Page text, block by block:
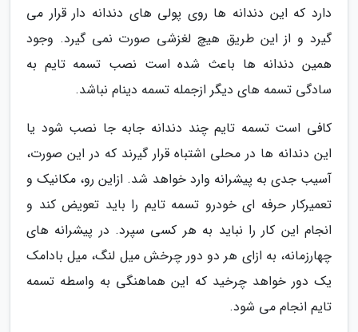
دارد که این دندانه ها روی پولی های دندانه دار قرار می
گیرد و از این طریق هیچ لغزشی صورت نمی گیرد. وجود
همین دندانه ها باعث شده است نصب تسمه تایم به
سادگی تسمه های دیگر ازجمله تسمه دینام نباشد.
کافی است تسمه تایم چند دندانه جابه جا نصب شود یا
این دندانه ها در محلی اشتباه قرار گیرند که در این صورت،
آسیب جدی به پیشرانه وارد خواهد شد. ازاین رو، مکانیک و
تعمیرکار حرفه ای خودرو تسمه تایم را باید تعویض کند و
انجام این کار را نباید به هر کسی سپرد. در پیشرانه های
چهارزمانه، به ازای هر دو دور چرخش میل لنگ، میل بادامک
یک دور خواهد چرخید که این هماهنگی به واسطه تسمه
تایم انجام می شود.